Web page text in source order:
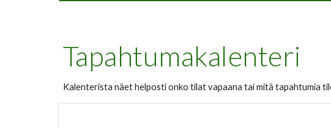
Tapahtumakalenteri
Kalenterista näet helposti onko tilat vapaana tai mitä tapahtumia